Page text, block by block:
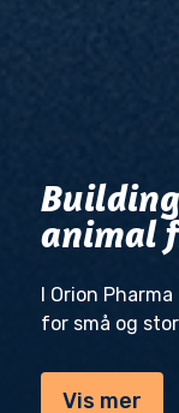
animal
I Orion
for små og
Vis mer